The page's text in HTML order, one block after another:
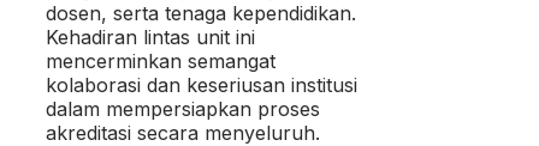
dosen, serta tenaga kependidikan.
Kehadiran lintas unit ini
mencerminkan semangat
kolaborasi dan keseriusan institusi
dalam mempersiapkan proses
akreditasi secara menyeluruh.